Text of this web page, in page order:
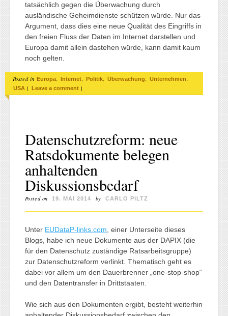
tatsächlich gegen die Überwachung durch
ausländische Geheimdienste schützen würde. Nur das
Argument, dass dies eine neue Qualität des Eingriffs in
den freien Fluss der Daten im Internet darstellen und
Europa damit allein dastehen würde, kann damit kaum
noch gelten.
Posted in Europa, Internet, Politik, Überwachung, Unternehmen ,
USA | Leave a comment |
Datenschutzreform: neue
Ratsdokumente belegen
anhaltenden
Diskussionsbedarf
Posted on 19. MAI 2014 by CARLO PILTZ
Unter EUDataP-links.com, einer Unterseite dieses
Blogs, habe ich neue Dokumente aus der DAPIX (die
für den Datenschutz zuständige Ratsarbeitsgruppe)
zur Datenschutzreform verlinkt. Thematisch geht es
dabei vor allem um den Dauerbrenner „one-stop-shop“
und den Datentransfer in Drittstaaten.
Wie sich aus den Dokumenten ergibt, besteht weiterhin